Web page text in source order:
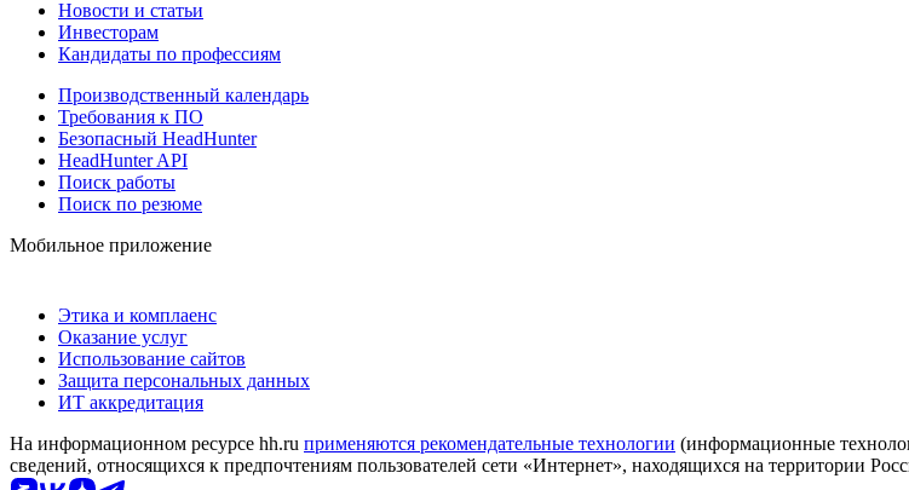
Новости и статьи
Инвесторам
Кандидаты по профессиям
Производственный календарь
Требования к ПО
Безопасный HeadHunter
HeadHunter API
Поиск работы
Поиск по резюме
Мобильное приложение
Этика и комплаенс
Оказание услуг
Использование сайтов
Защита персональных данных
ИТ аккредитация
На информационном ресурсе hh.ru применяются рекомендательные технологии (информационные
сведений, относящихся к предпочтениям пользователей сети «Интернет», находящихся на территории